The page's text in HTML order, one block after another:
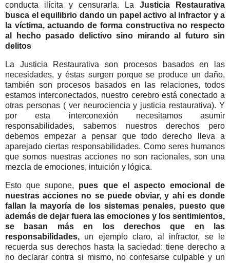
conducta ilícita y censurarla. La Justicia Restaurativa
busca el equilibrio dando un papel activo al infractor y a
la víctima, actuando de forma constructiva no respecto
al hecho pasado delictivo sino mirando al futuro sin
delitos
La Justicia Restaurativa son procesos basados en las
necesidades, y éstas surgen porque se produce un daño,
también son procesos basados en las relaciones, todos
estamos interconectados, nuestro cerebro está conectado a
otras personas ( ver neurociencia y justicia restaurativa). Y
por esta interconexión necesitamos asumir
responsabilidades, sabemos nuestros derechos pero
debemos empezar a pensar que todo derecho lleva a
aparejado ciertas responsabilidades. Como seres humanos
que somos nuestras acciones no son racionales, son una
mezcla de emociones, intuición y lógica.
Esto que supone, pues que el aspecto emocional de
nuestras acciones no se puede obviar, y ahí es donde
fallan la mayoría de los sistemas penales, puesto que
además de dejar fuera las emociones y los sentimientos,
se basan más en los derechos que en las
responsabilidades, un ejemplo claro, al infractor, se le
recuerda sus derechos hasta la saciedad: tiene derecho a
no declarar contra si mismo, no confesarse culpable y un